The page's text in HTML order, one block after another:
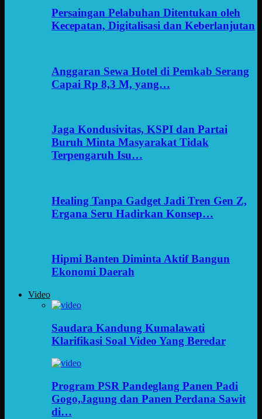
Persaingan Pelabuhan Ditentukan oleh
Kecepatan, Digitalisasi dan Keberlanjutan
Anggaran Sewa Hotel di Pemkab Serang
Capai Rp 8,3 M, yang…
Jaga Kondusivitas, KSPI dan Partai
Buruh Minta Masyarakat Tidak
Terpengaruh Isu…
Healing Tanpa Gadget Jadi Tren Gen Z,
Ergana Seru Hadirkan Konsep…
Hipmi Banten Diminta Aktif Bangun
Ekonomi Daerah
Video
Saudara Kandung Kumalawati
Klarifikasi Soal Video Yang Beredar
Program PSR Pandeglang Panen Padi
Gogo,Jagung dan Panen Perdana Sawit
di…